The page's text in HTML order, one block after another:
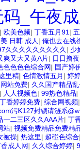
_午夜
| 欧美色频| 丁香五月91 |
日韩 成人 | 俺也去在线
久久久久久久久久久 | 少
爽又大又黄A片| 日日撸
色色色色综合网| 国产婷
里精| 色情激情五月 | 婷
站免费| 久久国产精品
| 人人视频色| 99热色精品|
丁香婷婷免费| 综合网视频
污K127封锁请涟系
一二三区久久AAA片| 丁
站| 视频免费精品免费精
被操| 热这里| 超碰色综合
成人网| 久久综合婷婷|